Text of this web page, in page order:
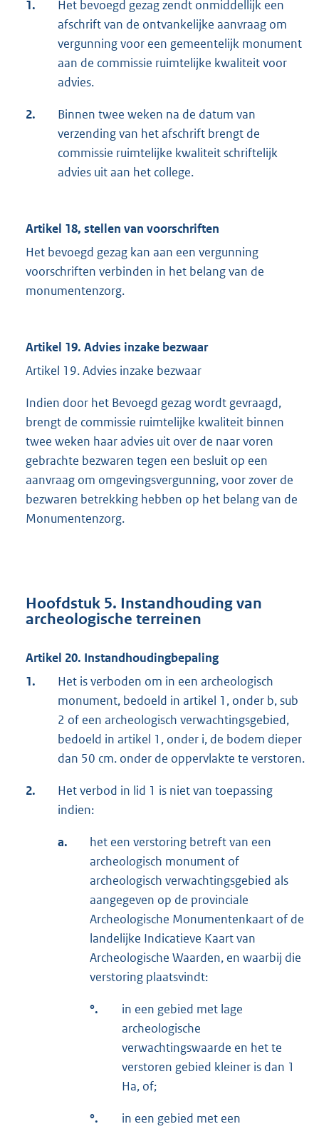
1.
Het bevoegd gezag zendt onmiddellijk een
afschrift van de ontvankelijke aanvraag om
vergunning voor een gemeentelijk monument
aan de commissie ruimtelijke kwaliteit voor
advies.
2.
Binnen twee weken na de datum van
verzending van het afschrift brengt de
commissie ruimtelijke kwaliteit schriftelijk
advies uit aan het college.
Artikel 18, stellen van voorschriften
Het bevoegd gezag kan aan een vergunning
voorschriften verbinden in het belang van de
monumentenzorg.
Artikel 19. Advies inzake bezwaar
Artikel 19. Advies inzake bezwaar
Indien door het Bevoegd gezag wordt gevraagd,
brengt de commissie ruimtelijke kwaliteit binnen
twee weken haar advies uit over de naar voren
gebrachte bezwaren tegen een besluit op een
aanvraag om omgevingsvergunning, voor zover de
bezwaren betrekking hebben op het belang van de
Monumentenzorg.
Hoofdstuk 5. Instandhouding van
archeologische terreinen
Artikel 20. Instandhoudingbepaling
1.
Het is verboden om in een archeologisch
monument, bedoeld in artikel 1, onder b, sub
2 of een archeologisch verwachtingsgebied,
bedoeld in artikel 1, onder i, de bodem dieper
dan 50 cm. onder de oppervlakte te verstoren.
2.
Het verbod in lid 1 is niet van toepassing
indien:
a.
het een verstoring betreft van een
archeologisch monument of
archeologisch verwachtingsgebied als
aangegeven op de provinciale
Archeologische Monumentenkaart of de
landelijke Indicatieve Kaart van
Archeologische Waarden, en waarbij die
verstoring plaatsvindt:
°.
in een gebied met lage
archeologische
verwachtingswaarde en het te
verstoren gebied kleiner is dan 1
Ha, of;
°.
in een gebied met een